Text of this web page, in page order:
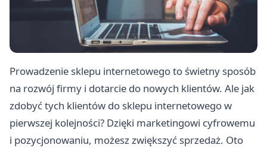
Prowadzenie sklepu internetowego to świetny sposób
na rozwój firmy i dotarcie do nowych klientów. Ale jak
zdobyć tych klientów do sklepu internetowego w
pierwszej kolejności? Dzięki marketingowi cyfrowemu
i pozycjonowaniu, możesz zwiększyć sprzedaż. Oto